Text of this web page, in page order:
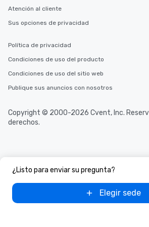
¿Listo para enviar su pregunta?
Elegir sede
Atención al cliente
Sus opciones de privacidad
Política de privacidad
Condiciones de uso del producto
Condiciones de uso del sitio web
Publique sus anuncios con nosotros
Copyright © 2000-2026 Cvent, Inc.
derechos.